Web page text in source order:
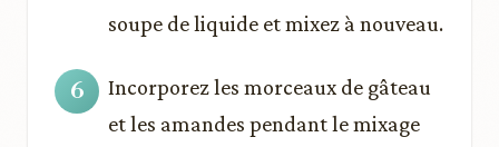
soupe de liquide et mixez à nouveau.
Incorporez les morceaux de gâteau
et les amandes pendant le mixage